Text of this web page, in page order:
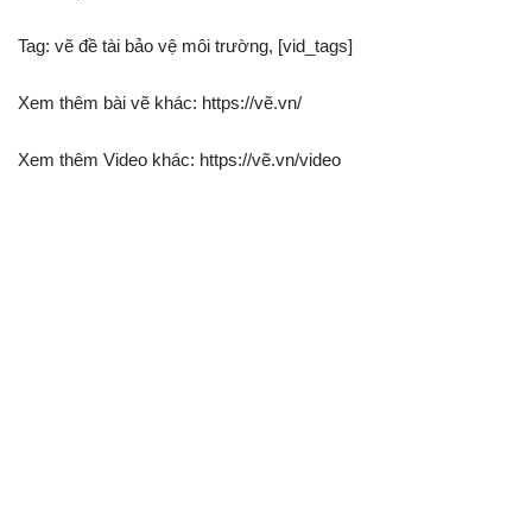
Tag: vẽ đề tài bảo vệ môi trường, [vid_tags]
Xem thêm bài vẽ khác: https://vẽ.vn/
Xem thêm Video khác: https://vẽ.vn/video